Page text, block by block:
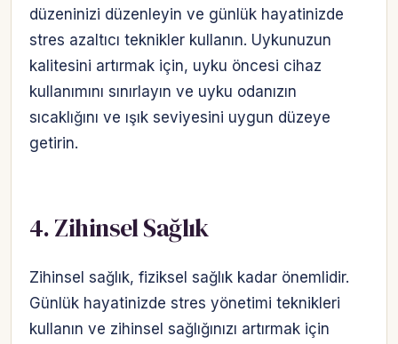
düzeninizi düzenleyin ve günlük hayatinizde
stres azaltıcı teknikler kullanın. Uykunuzun
kalitesini artırmak için, uyku öncesi cihaz
kullanımını sınırlayın ve uyku odanızın
sıcaklığını ve ışık seviyesini uygun düzeye
getirin.
4. Zihinsel Sağlık
Zihinsel sağlık, fiziksel sağlık kadar önemlidir.
Günlük hayatinizde stres yönetimi teknikleri
kullanın ve zihinsel sağlığınızı artırmak için